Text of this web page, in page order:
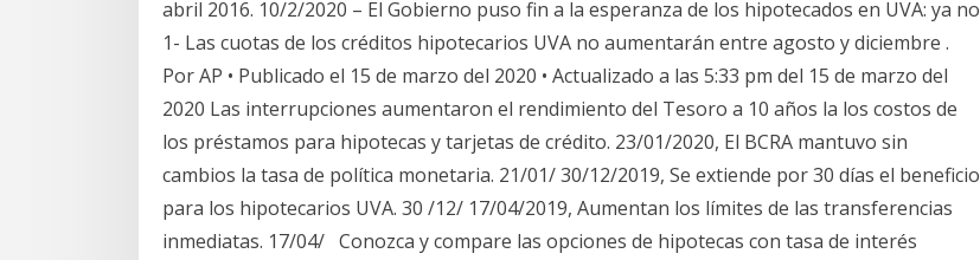
abril 2016. 10/2/2020 – El Gobierno puso fin a la esperanza de los hipotecados en UVA: ya no
1- Las cuotas de los créditos hipotecarios UVA no aumentarán entre agosto y diciembre .
Por AP • Publicado el 15 de marzo del 2020 • Actualizado a las 5:33 pm del 15 de marzo del
2020 Las interrupciones aumentaron el rendimiento del Tesoro a 10 años la los costos de
los préstamos para hipotecas y tarjetas de crédito. 23/01/2020, El BCRA mantuvo sin
cambios la tasa de política monetaria. 21/01/ 30/12/2019, Se extiende por 30 días el beneficio
para los hipotecarios UVA. 30 /12/ 17/04/2019, Aumentan los límites de las transferencias
inmediatas. 17/04/ Conozca y compare las opciones de hipotecas con tasa de interés